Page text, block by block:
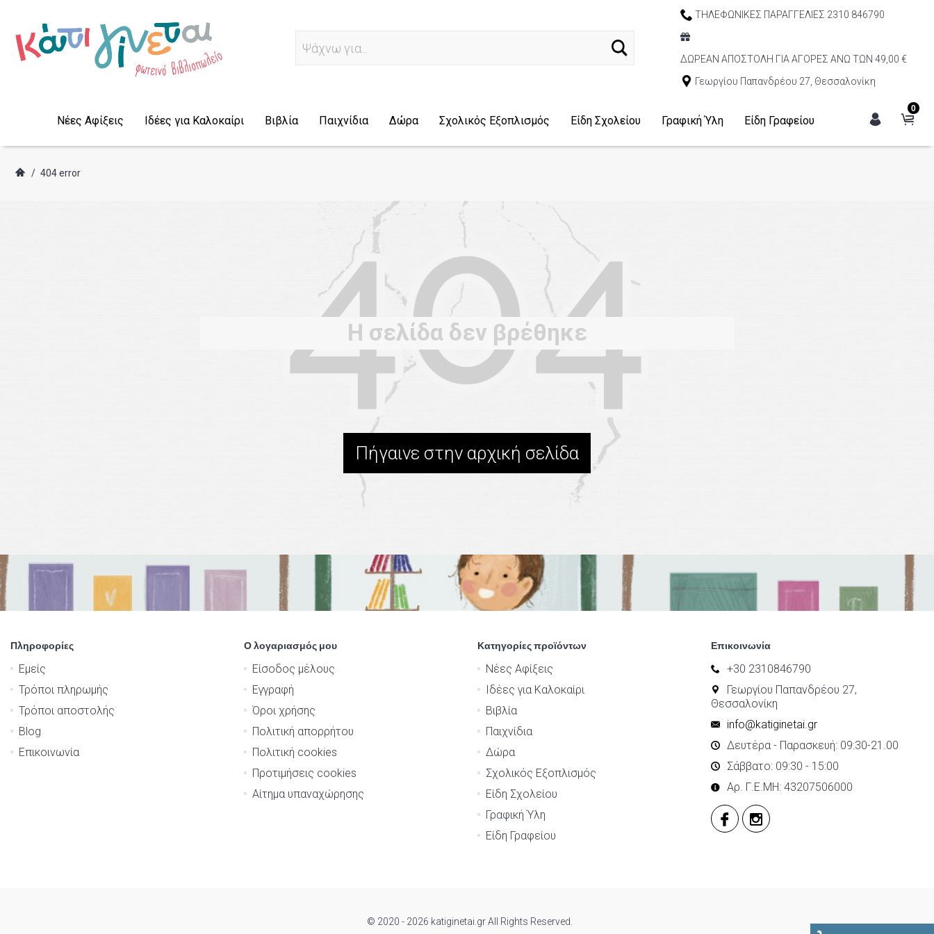
Ανα
ΤΗΛΕΦΩΝΙΚΕΣ ΠΑΡΑΓΓΕΛΙΕΣ 2310 846790
ΔΩΡΕΑΝ ΑΠΟΣΤΟΛΗ ΓΙΑ ΑΓΟΡΕΣ ΑΝΩ ΤΩΝ 49,00 €
Γεωργίου Παπανδρέου 27, Θεσσαλονίκη
0
Νέες Αφίξεις Ιδέες για Καλοκαίρι Βιβλία Παιχνίδια Δώρα Σχολικός Εξοπλισμός Είδη Σχολείου Γραφική Ύλη Είδη Γραφείου
/ 404 error
Η σελίδα δεν βρέθηκε
Πήγαινε στην αρχική σελίδα
Πληροφορίες
Εμείς
Τρόποι πληρωμής
Τρόποι αποστολής
Blog
Επικοινωνία
Ο λογαριασμός μου
Είσοδος μέλους
Εγγραφή
Όροι χρήσης
Πολιτική απορρήτου
Πολιτική cookies
Προτιμήσεις cookies
Αίτημα υπαναχώρησης
Κατηγορίες προϊόντων
Νέες Αφίξεις
Ιδέες για Καλοκαίρι
Βιβλία
Παιχνίδια
Δώρα
Σχολικός Εξοπλισμός
Είδη Σχολείου
Γραφική Ύλη
Είδη Γραφείου
Επικοινωνία
+30 2310846790
Γεωργίου Παπανδρέου 27,
Θεσσαλονίκη
info@katiginetai.gr
Δευτέρα - Παρασκευή: 09:30-21.00
Σάββατο: 09:30 - 15:00
Αρ. Γ.Ε.ΜΗ: 43207506000
© 2020 - 2026 katiginetai.gr All Rights Reserved.